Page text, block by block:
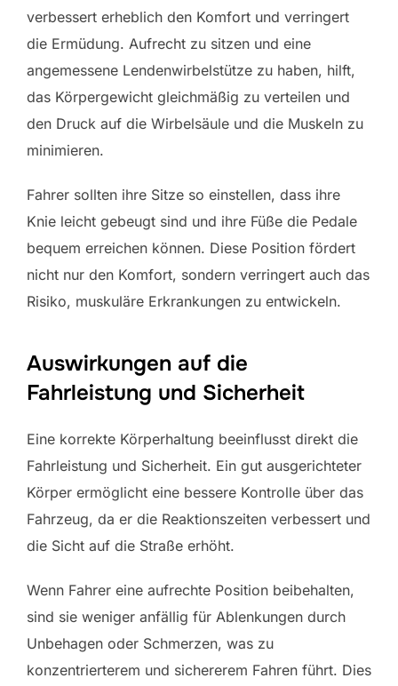
verbessert erheblich den Komfort und verringert
die Ermüdung. Aufrecht zu sitzen und eine
angemessene Lendenwirbelstütze zu haben, hilft,
das Körpergewicht gleichmäßig zu verteilen und
den Druck auf die Wirbelsäule und die Muskeln zu
minimieren.
Fahrer sollten ihre Sitze so einstellen, dass ihre
Knie leicht gebeugt sind und ihre Füße die Pedale
bequem erreichen können. Diese Position fördert
nicht nur den Komfort, sondern verringert auch das
Risiko, muskuläre Erkrankungen zu entwickeln.
Auswirkungen auf die
Fahrleistung und Sicherheit
Eine korrekte Körperhaltung beeinflusst direkt die
Fahrleistung und Sicherheit. Ein gut ausgerichteter
Körper ermöglicht eine bessere Kontrolle über das
Fahrzeug, da er die Reaktionszeiten verbessert und
die Sicht auf die Straße erhöht.
Wenn Fahrer eine aufrechte Position beibehalten,
sind sie weniger anfällig für Ablenkungen durch
Unbehagen oder Schmerzen, was zu
konzentrierterem und sichererem Fahren führt. Dies